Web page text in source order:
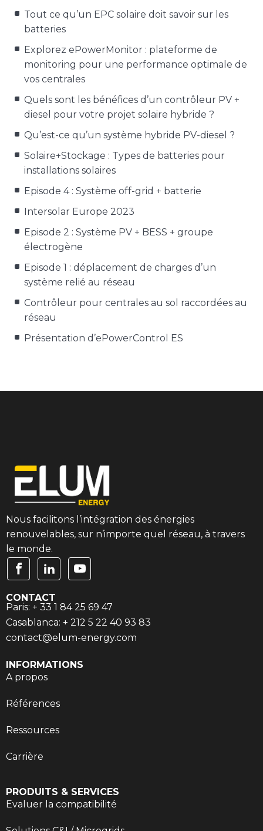
Tout ce qu’un EPC solaire doit savoir sur les
batteries
Explorez ePowerMonitor : plateforme de
monitoring pour une performance optimale de
vos centrales
Quels sont les bénéfices d’un contrôleur PV +
diesel pour votre projet solaire hybride ?
Qu’est-ce qu’un système hybride PV-diesel ?
Solaire+Stockage : Types de batteries pour
installations solaires
Episode 4 : Système off-grid + batterie
Intersolar Europe 2023
Episode 2 : Système PV + BESS + groupe
électrogène
Episode 1 : déplacement de charges d’un
système relié au réseau
Contrôleur pour centrales au sol raccordées au
réseau
Présentation d’ePowerControl ES
Nous facilitons l’intégration des énergies
renouvelables, sur n’importe quel réseau, à travers
le monde.
INFORMATIONS
A propos
Références
Ressources
Carrière
PRODUITS & SERVICES
Evaluer la compatibilité
CONTACT
Paris: + 33 1 84 25 69 47
Casablanca: + 212 5 22 40 93 83
contact@elum-energy.com